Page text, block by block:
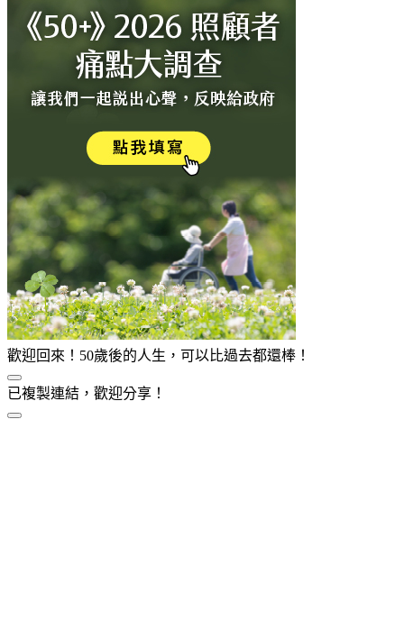
歡迎回來！50歲後的人生，可以比過去都還棒！
已複製連結，歡迎分享！